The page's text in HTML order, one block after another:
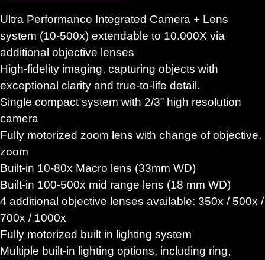
Ultra Performance Integrated Camera + Lens
system (10-500x) extendable to 10.000X via
additional objective lenses
High-fidelity imaging, capturing objects with
exceptional clarity and true-to-life detail.
Single compact system with 2/3” high resolution
camera
Fully motorized zoom lens with change of objective,
zoom
Built-in 10-80x Macro lens (33mm WD)
Built-in 100-500x mid range lens (18 mm WD)
4 additional objective lenses available: 350x / 500x /
700x / 1000x
Fully motorized built in lighting system
Multiple built-in lighting options, including ring,